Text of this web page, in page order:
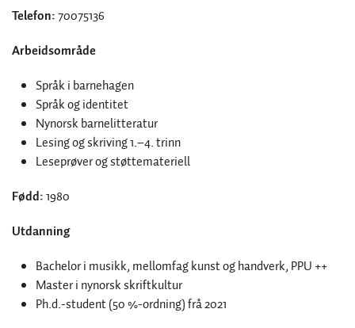
Telefon:70075136
Arbeidsområde
Språk i barnehagen
Språk og identitet
Nynorsk barnelitteratur
Lesing og skriving 1.–4. trinn
Leseprøver og støttemateriell
Fødd:1980
Utdanning
Bachelor i musikk, mellomfag kunst og handverk, PPU ++
Master i nynorsk skriftkultur
Ph.d.-student (50 %-ordning) frå 2021